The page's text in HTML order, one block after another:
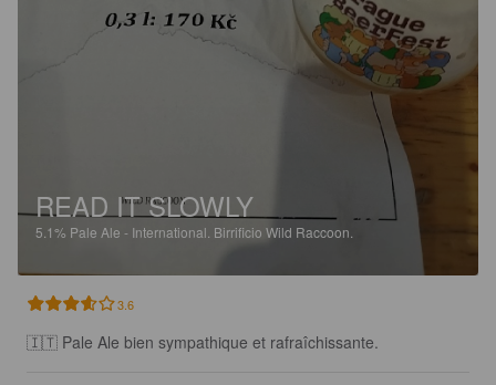
READ IT SLOWLY
5.1% Pale Ale - International. Birrificio Wild Raccoon.
3.6
🇮🇹 Pale Ale bien sympathique et rafraîchissante.